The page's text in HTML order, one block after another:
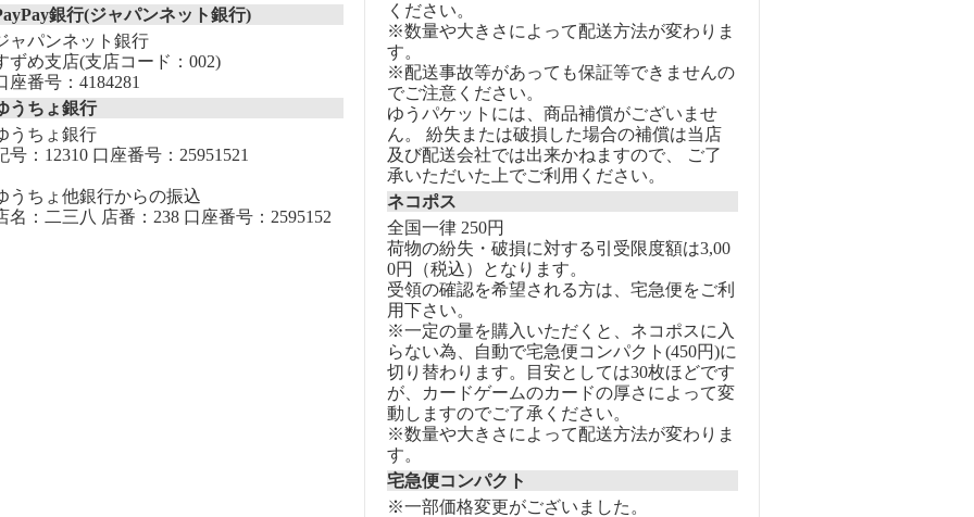
銀行(ジャパンネット銀行)
ャパンネット銀行
ずめ支店(支店コード：002)
座番号：4184281
うちょ銀行
うちょ銀行
号：12310 口座番号：25951521
うちょ他銀行からの振込
名：二三八 店番：238 口座番号：2595152
ください。
※数量や大きさによって配送方法が変わりま
す。
※配送事故等があっても保証等できませんの
でご注意ください。
ゆうパケットには、商品補償がございませ
ん。 紛失または破損した場合の補償は当店
及び配送会社では出来かねますので、 ご了
承いただいた上でご利用ください。
ネコポス
全国一律 250円
荷物の紛失・破損に対する引受限度額は3,00
0円（税込）となります。
受領の確認を希望される方は、宅急便をご利
用下さい。
※一定の量を購入いただくと、ネコポスに入
らない為、自動で宅急便コンパクト(450円)に
切り替わります。目安としては30枚ほどです
が、カードゲームのカードの厚さによって変
動しますのでご了承ください。
※数量や大きさによって配送方法が変わりま
す。
宅急便コンパクト
※一部価格変更がございました。